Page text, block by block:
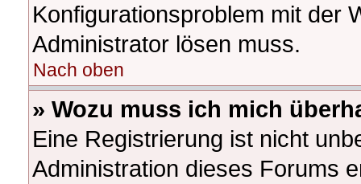
Konfigurationsproblem mit der
Administrator lösen muss.
Nach oben
» Wozu muss ich mich
Eine Registrierung ist nicht
Administration dieses Forums